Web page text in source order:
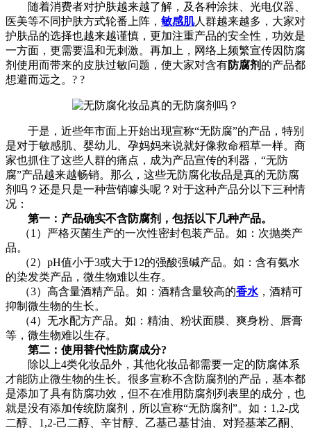
随着消费者对护肤越来越了解，及各种涂抹、光电仪器、
医美等不同护肤方式轮番上阵， 敏感肌人群越来越多，大家对
护肤品的选择也越来越谨慎，更加注重产品的安全性，功效是
一方面，更需要温和无刺激。再加上，网络上频繁宣传因防腐
剂使用而带来的皮肤过敏问题，使大家对含有防腐剂 的产品都
想避而远之。? ?
于是，近些年市面上开始出现宣称“无防腐”的产品，特别
是对于敏感肌、婴幼儿、孕妈妈来说就好像救命稻草一样。商
家也抓住了这些人群的痛点，成为产品宣传的利器，“无防
腐”产品越来越畅销。那么，这些无防腐化妆品是真的无防腐
剂吗？还是只是一种营销噱头呢？对于这种产品分以下三种情
况：
第一：产品确实不含防腐剂，包括以下几种产品。
（1）严格灭菌生产的一次性密封包装产品。如：次抛类产
品。
（2）pH值小于3或大于12的强酸强碱产品。如：含有氨水
的染发类产品，微生物难以生存。
（3）高含量酒精产品。如：酒精含量较高的香水 ，酒精可
抑制微生物的生长。
（4）无水配方产品。如：精油、粉状面膜、爽身粉、唇膏
等，微生物难以生存。
第二：使用替代性防腐成分?
除以上4类化妆品外，其他化妆品都需要一定的防腐体系
才能防止微生物的生长。很多宣称不含防腐剂的产品，基本都
是添加了具有防腐功效，但不在准用防腐剂列表里的成分，也
就是没有添加传统防腐剂，所以宣称“无防腐剂”。如：1,2-戊
二醇、1,2-己二醇、辛甘醇、乙基己基甘油、对羟基苯乙酮、